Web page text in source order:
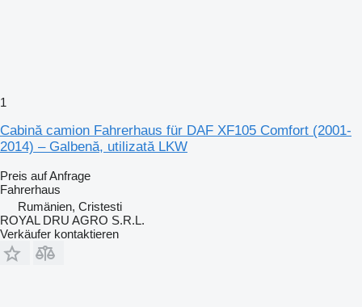
1
Cabină camion Fahrerhaus für DAF XF105 Comfort (2001-
2014) – Galbenă, utilizată LKW
Preis auf Anfrage
Fahrerhaus
Rumänien, Cristesti
ROYAL DRU AGRO S.R.L.
Verkäufer kontaktieren